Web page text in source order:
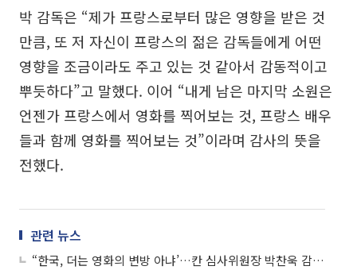
박 감독은 “제가 프랑스로부터 많은 영향을 받은 것
만큼, 또 저 자신이 프랑스의 젊은 감독들에게 어떤
영향을 조금이라도 주고 있는 것 같아서 감동적이고
뿌듯하다”고 말했다. 이어 “내게 남은 마지막 소원은
언젠가 프랑스에서 영화를 찍어보는 것, 프랑스 배우
들과 함께 영화를 찍어보는 것”이라며 감사의 뜻을
전했다.
관련 뉴스
“한국, 더는 영화의 변방 아냐’…칸 심사위원장 박찬욱 감독 “이젠 봉사할 때”